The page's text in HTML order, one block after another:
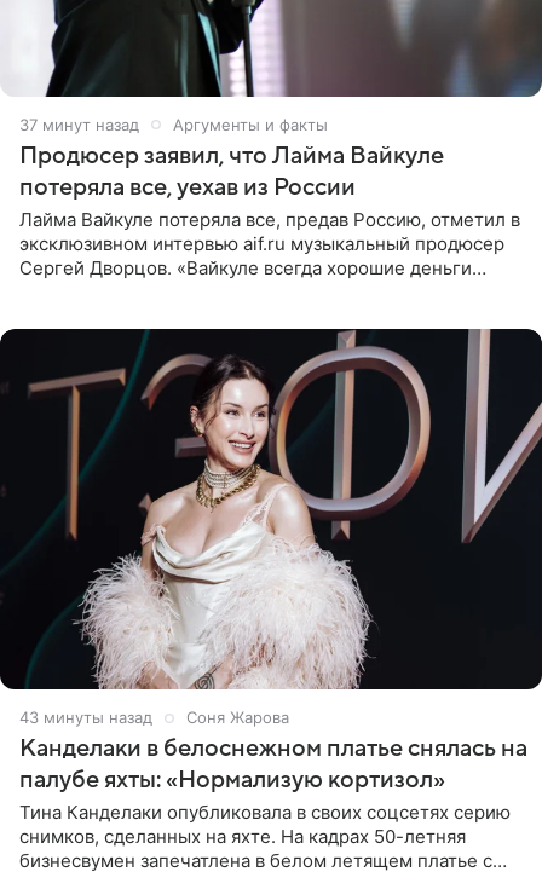
38 минут назад Аргументы и факты
Продюсер заявил, что Лайма Вайкуле
потеряла все, уехав из России
Лайма Вайкуле потеряла все, предав Россию, отметил в
эксклюзивном интервью aif.ru музыкальный продюсер
Сергей Дворцов. «Вайкуле всегда хорошие деньги
44 минуты назад Соня Жарова
Канделаки в белоснежном платье снялась на
палубе яхты: «Нормализую кортизол»
Тина Канделаки опубликовала в своих соцсетях серию
снимков, сделанных на яхте. На кадрах 50-летняя
бизнесвумен запечатлена в белом летящем платье с